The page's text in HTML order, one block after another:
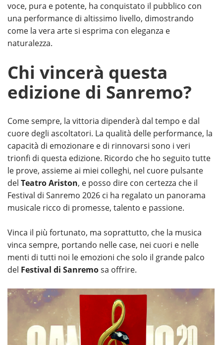
voce, pura e potente, ha conquistato il pubblico con
una performance di altissimo livello, dimostrando
come la vera arte si esprima con eleganza e
naturalezza.
Chi vincerà questa
edizione di Sanremo?
Come sempre, la vittoria dipenderà dal tempo e dal
cuore degli ascoltatori. La qualità delle performance, la
capacità di emozionare e di rinnovarsi sono i veri
trionfi di questa edizione. Ricordo che ho seguito tutte
le prove, assieme ai miei colleghi, nel cuore pulsante
del Teatro Ariston, e posso dire con certezza che il
Festival di Sanremo 2026 ci ha regalato un panorama
musicale ricco di promesse, talento e passione.
Vinca il più fortunato, ma soprattutto, che la musica
vinca sempre, portando nelle case, nei cuori e nelle
menti di tutti noi le emozioni che solo il grande palco
del Festival di Sanremosa offrire.